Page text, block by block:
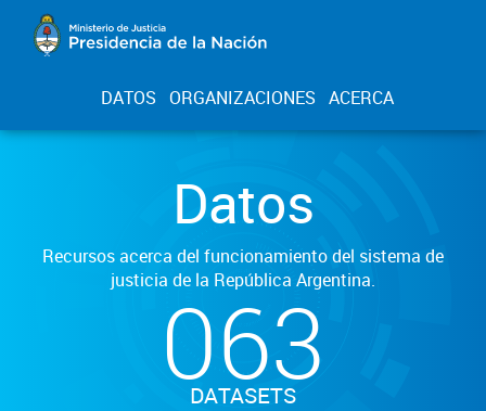
DATOS ORGANIZACIONES ACERCA
Datos
Recursos acerca del funcionamiento del sistema de
justicia de la República Argentina.
063
DATASETS